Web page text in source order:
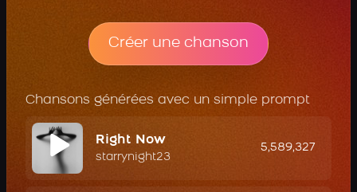
Créer une chanson
Chansons générées avec un simple prompt
Right Now
starrynight23
5,589,327